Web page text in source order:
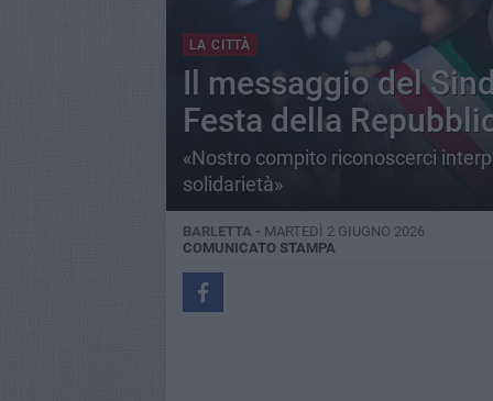
LA CITTÀ
Il messaggio del
Festa della
«Nostro compito riconoscerci
solidarietà»
BARLETTA - MARTEDÌ 2 GIUGNO 2026
COMUNICATO STAMPA